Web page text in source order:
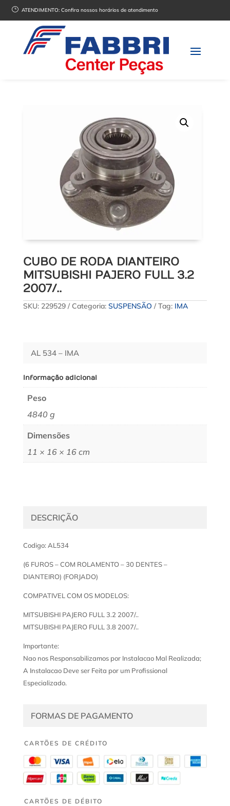
} ATENDIMENTO:Confira nossos horários de atendimento
CUBO DE RODA DIANTEIRO
MITSUBISHI PAJERO FULL 3.2
2007/..
SKU: 229529 Categoria: SUSPENSÃO Tag: IMA
AL 534 – IMA
Informação adicional
Peso
4840 g
Dimensões
11 × 16 × 16 cm
DESCRIÇÃO
Codigo: AL534
(6 FUROS – COM ROLAMENTO – 30 DENTES –
DIANTEIRO) (FORJADO)
COMPATIVEL COM OS MODELOS:
MITSUBISHI PAJERO FULL 3.2 2007/..
MITSUBISHI PAJERO FULL 3.8 2007/..
Importante:
Nao nos Responsabilizamos por Instalacao Mal Realizada;
A Instalacao Deve ser Feita por um Profissional
Especializado.
FORMAS DE PAGAMENTO
CARTÕES DE CRÉDITO
CARTÕES DE DÉBITO